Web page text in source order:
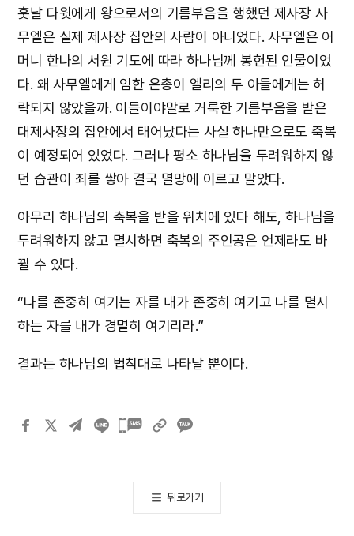
훗날 다윗에게 왕으로서의 기름부음을 행했던 제사장 사
무엘은 실제 제사장 집안의 사람이 아니었다. 사무엘은 어
머니 한나의 서원 기도에 따라 하나님께 봉헌된 인물이었
다. 왜 사무엘에게 임한 은총이 엘리의 두 아들에게는 허
락되지 않았을까. 이들이야말로 거룩한 기름부음을 받은
대제사장의 집안에서 태어났다는 사실 하나만으로도 축복
이 예정되어 있었다. 그러나 평소 하나님을 두려워하지 않
던 습관이 죄를 쌓아 결국 멸망에 이르고 말았다.
아무리 하나님의 축복을 받을 위치에 있다 해도, 하나님을
두려워하지 않고 멸시하면 축복의 주인공은 언제라도 바
뀔 수 있다.
“나를 존중히 여기는 자를 내가 존중히 여기고 나를 멸시
하는 자를 내가 경멸히 여기리라.”
결과는 하나님의 법칙대로 나타날 뿐이다.
카카오톡
뒤로가기